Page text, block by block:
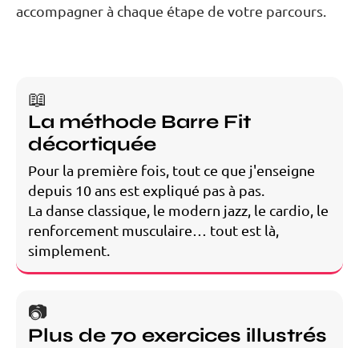
accompagner à chaque étape de votre parcours.
📖
La méthode Barre Fit
décortiquée
Pour la première fois, tout ce que j'enseigne
depuis 10 ans est expliqué pas à pas.
La danse classique, le modern jazz, le cardio, le
renforcement musculaire… tout est là,
simplement.
📷
Plus de 70 exercices illustrés